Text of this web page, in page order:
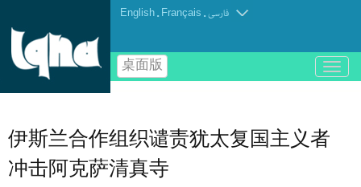
English . Français .فارسی
桌面版
باز
و
伊斯兰合作组织谴责犹太复国主义者
冲击阿克萨清真寺